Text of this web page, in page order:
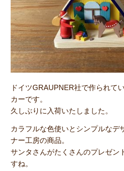
ドイツGRAUPNER社で作られて
カーです。
久しぶりに入荷いたしました。
カラフルな色使いとシンプルなデ
ナー工房の商品。
サンタさんがたくさんのプレゼン
すね。